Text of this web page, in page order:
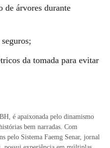
de árvores durante
da tomada para evitar
é apaixonada pelo dinamismo
bem narradas. Com
pelo Sistema Faemg Senar, jornal